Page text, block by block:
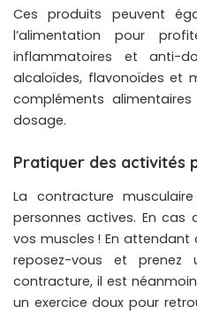
Ces produits peuvent
l’alimentation pour
inflammatoires et anti-
alcaloïdes, flavonoïdes et
compléments
dosage.
Pratiquer des activités
La contracture
personnes actives. En cas
vos muscles ! En
reposez-vous et
contracture, il est
un exercice doux pour